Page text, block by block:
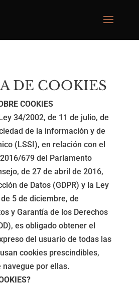
DE COOKIES
COOKIES
34/2002, de 11 de julio, de
de la información y de
(LSSI), en relación con el
679 del Parlamento
de 27 de abril de 2016,
de Datos (GDPR) y la Ley
5 de diciembre, de
y Garantía de los Derechos
es obligado obtener el
del usuario de todas las
cookies prescindibles,
por ellas.